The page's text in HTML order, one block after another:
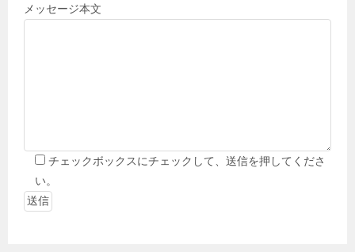
メッセージ本文
チェックボックスにチェックして、送信を押してくださ
い。